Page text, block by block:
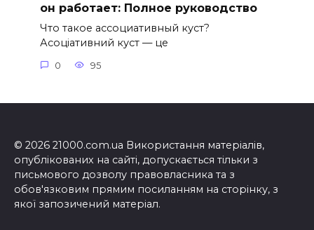
он работает: Полное руководство
Что такое ассоциативный куст?
Асоціативний куст — це
0 95
© 2026 21000.com.ua Використання матеріалів,
опублікованих на сайті, допускається тільки з
письмового дозволу правовласника та з
обов'язковим прямим посиланням на сторінку, з
якої запозичений матеріал.